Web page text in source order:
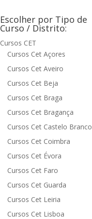
Escolher por Tipo de
Curso / Distrito:
Cursos CET
Cursos Cet Açores
Cursos Cet Aveiro
Cursos Cet Beja
Cursos Cet Braga
Cursos Cet Bragança
Cursos Cet Castelo Branco
Cursos Cet Coimbra
Cursos Cet Évora
Cursos Cet Faro
Cursos Cet Guarda
Cursos Cet Leiria
Cursos Cet Lisboa